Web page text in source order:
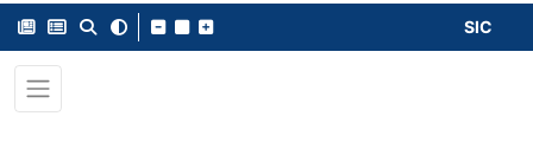
SIC